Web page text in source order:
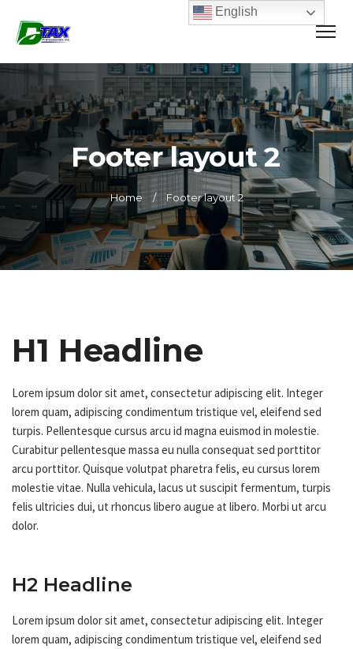
Footer layout 2
Home Footer layout 2
H1 Headline
Lorem ipsum dolor sit amet, consectetur adipiscing elit. Integer
lorem quam, adipiscing condimentum tristique vel, eleifend sed
turpis. Pellentesque cursus arcu id magna euismod in molestie.
Curabitur pellentesque massa eu nulla consequat sed porttitor
arcu porttitor. Quisque volutpat pharetra felis, eu cursus lorem
molestie vitae. Nulla vehicula, lacus ut suscipit fermentum, turpis
felis ultricies dui, ut rhoncus libero augue at libero. Morbi ut arcu
dolor.
H2 Headline
Lorem ipsum dolor sit amet, consectetur adipiscing elit. Integer
lorem quam, adipiscing condimentum tristique vel, eleifend sed
English